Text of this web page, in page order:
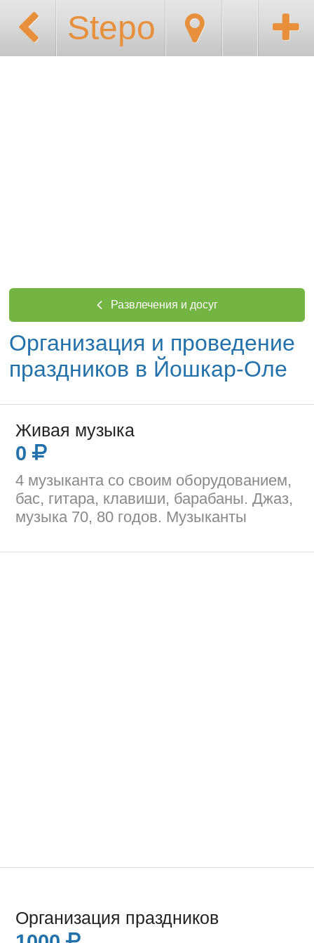
Stepo
Развлечения и досуг
Организация и проведение
праздников в Йошкар-Оле
Живая музыка
0
4 музыканта со своим оборудованием,
бас, гитара, клавиши, барабаны. Джаз,
музыка 70, 80 годов. Музыканты
Организация праздников